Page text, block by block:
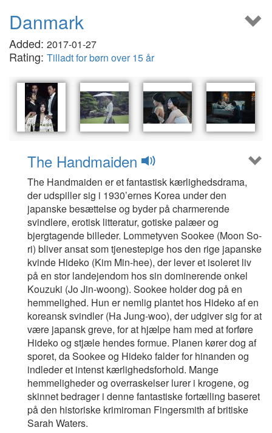
Danmark
Added: 2017-01-27
Rating: Tilladt for børn over 15 år
The Handmaiden
The Handmaiden er et fantastisk kærlighedsdrama,
der udspiller sig i 1930’ernes Korea under den
japanske besættelse og byder på charmerende
svindlere, erotisk litteratur, gotiske palæer og
bjergtagende billeder. Lommetyven Sookee (Moon So-
ri) bliver ansat som tjenestepige hos den rige japanske
kvinde Hideko (Kim Min-hee), der lever et isoleret liv
på en stor landejendom hos sin dominerende onkel
Kouzuki (Jo Jin-woong). Sookee holder dog på en
hemmelighed. Hun er nemlig plantet hos Hideko af en
koreansk svindler (Ha Jung-woo), der udgiver sig for at
være japansk greve, for at hjælpe ham med at forføre
Hideko og stjæle hendes formue. Planen kører dog af
sporet, da Sookee og Hideko falder for hinanden og
indleder et intenst kærlighedsforhold. Mange
hemmeligheder og overraskelser lurer i krogene, og
skinnet bedrager i denne fantastiske fortælling baseret
på den historiske krimiroman Fingersmith af britiske
Sarah Waters.